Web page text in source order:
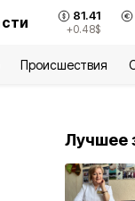
81.41
+0.48$
Происшествия
Лучшее